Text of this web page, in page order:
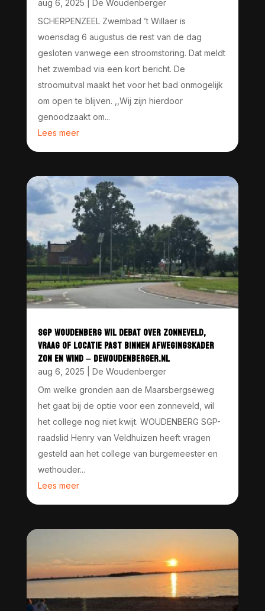
aug 6, 2025
De Woudenberger
SCHERPENZEEL Zwembad ’t Willaer is
woensdag 6 augustus de rest van de dag
gesloten vanwege een stroomstoring. Dat meldt
het zwembad via een kort bericht. De
stroomuitval maakt het voor het bad onmogelijk
om open te blijven. ,,Wij zijn hierdoor
genoodzaakt om...
Lees meer
SGP WOUDENBERG WIL DEBAT OVER ZONNEVELD,
VRAAG OF LOCATIE PAST BINNEN AFWEGINGSKADER
ZON EN WIND – DEWOUDENBERGER.NL
aug 6, 2025
De Woudenberger
Om welke gronden aan de Maarsbergseweg
het gaat bij de optie voor een zonneveld, wil
het college nog niet kwijt. WOUDENBERG SGP-
raadslid Henry van Veldhuizen heeft vragen
gesteld aan het college van burgemeester en
wethouder...
Lees meer